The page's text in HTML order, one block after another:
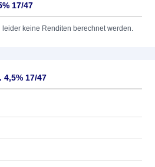
17/47
leider keine Renditen berechnet werden.
17/47